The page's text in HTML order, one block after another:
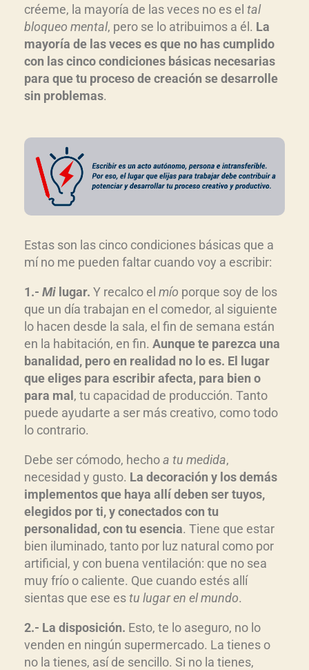
créeme, la mayoría de las veces no es el tal
bloqueo mental, pero se lo atribuimos a él. La
mayoría de las veces es que no has cumplido
con las cinco condiciones básicas necesarias
para que tu proceso de creación se desarrolle
sin problemas.
Estas son las cinco condiciones básicas que a
mí no me pueden faltar cuando voy a escribir:
1.- Mi lugar. Y recalco el mío porque soy de los
que un día trabajan en el comedor, al siguiente
lo hacen desde la sala, el fin de semana están
en la habitación, en fin. Aunque te parezca una
banalidad, pero en realidad no lo es. El lugar
que eliges para escribir afecta, para bien o
para mal , tu capacidad de producción. Tanto
puede ayudarte a ser más creativo, como todo
lo contrario.
Debe ser cómodo, hechoa tu medida,
necesidad y gusto. La decoración y los demás
implementos que haya allí deben ser tuyos,
elegidos por ti, y conectados con tu
personalidad, con tu esencia. Tiene que estar
bien iluminado, tanto por luz natural como por
artificial, y con buena ventilación: que no sea
muy frío o caliente. Que cuando estés allí
sientas que ese estu lugar en el mundo.
2.- La disposición. Esto, te lo aseguro, no lo
venden en ningún supermercado. La tienes o
no la tienes, así de sencillo. Si no la tienes,